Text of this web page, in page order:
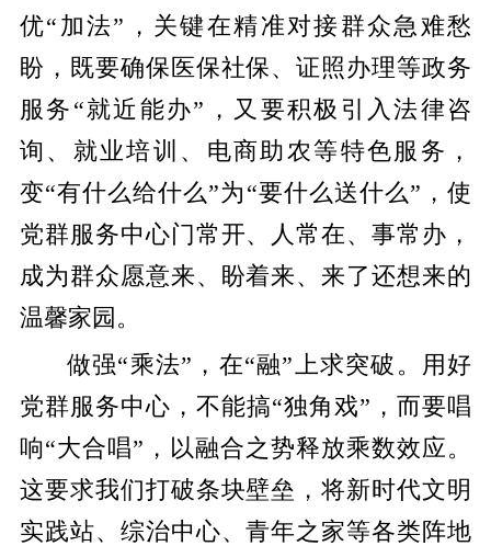
优“加法”，关键在精准对接群众急难愁
盼，既要确保医保社保、证照办理等政务
服务“就近能办”，又要积极引入法律咨
询、就业培训、电商助农等特色服务，
变“有什么给什么”为“要什么送什么”，使
党群服务中心门常开、人常在、事常办，
成为群众愿意来、盼着来、来了还想来的
温馨家园。
做强“乘法”，在“融”上求突破。用好
党群服务中心，不能搞“独角戏”，而要唱
响“大合唱”，以融合之势释放乘数效应。
这要求我们打破条块壁垒，将新时代文明
实践站、综治中心、青年之家等各类阵地